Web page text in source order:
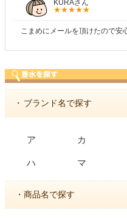
心できました。
・ ブランド名で探す
ア カ
ハ マ
・商品名で探す